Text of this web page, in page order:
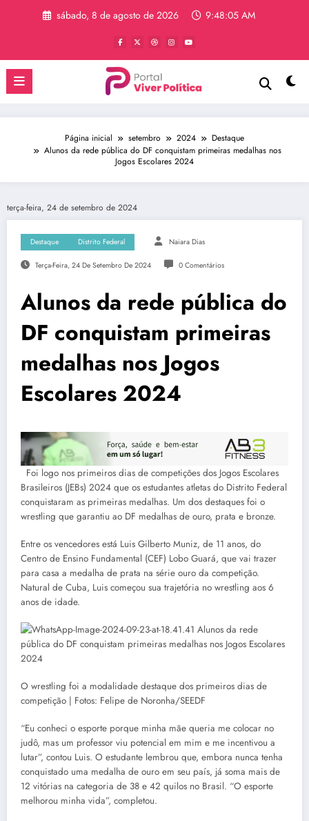
sábado, 8 de agosto de 2026 9:48:05 AM
Página inicial setembro 2024
Destaque
Alunos da rede pública do DF conquistam primeiras medalhas nos
Jogos Escolares 2024
terça-feira, 24 de setembro de 2024
Destaque Distrito Federal Naiara Dias
Terça-Feira, 24 De Setembro De 2024 0 Comentários
Alunos da rede pública do
DF conquistam primeiras
medalhas nos Jogos
Escolares 2024
Foi logo nos primeiros dias de competições dos Jogos Escolares
Brasileiros (JEBs) 2024 que os estudantes atletas do Distrito Federal
conquistaram as primeiras medalhas. Um dos destaques foi o
wrestling que garantiu ao DF medalhas de ouro, prata e bronze.
Entre os vencedores está Luis Gilberto Muniz, de 11 anos, do
Centro de Ensino Fundamental (CEF) Lobo Guará, que vai trazer
para casa a medalha de prata na série ouro da competição.
Natural de Cuba, Luis começou sua trajetória no wrestling aos 6
anos de idade.
O wrestling foi a modalidade destaque dos primeiros dias de
competição | Fotos: Felipe de Noronha/SEEDF
“Eu conheci o esporte porque minha mãe queria me colocar no
judô, mas um professor viu potencial em mim e me incentivou a
lutar”, contou Luis. O estudante lembrou que, embora nunca tenha
conquistado uma medalha de ouro em seu país, já soma mais de
12 vitórias na categoria de 38 e 42 quilos no Brasil. “O esporte
melhorou minha vida”, completou.